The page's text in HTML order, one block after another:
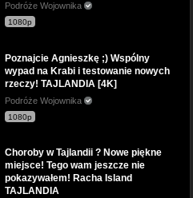
Podróże Wojownika
1080p
Poznajcie Agnieszkę ;) Wspólny
wypad na Krabi i testowanie nowych
rzeczy! TAJLANDIA [4K]
Podróże Wojownika
1080p
Choroby w Tajlandii ? Nowe piękne
miejsce! Tego wam jeszcze nie
pokazywałem! Racha Island
TAJLANDIA